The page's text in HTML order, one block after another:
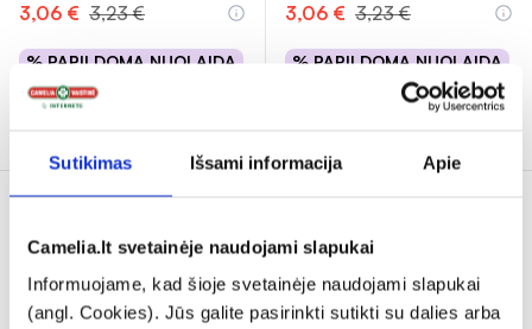
Sutikimas Išsami informacija Apie
Camelia.lt svetainėje naudojami slapukai
Informuojame, kad šioje svetainėje naudojami slapukai
(angl. Cookies). Jūs galite pasirinkti sutikti su dalies arba
3,06 € 3,23 €
% PAPILDOMA NUOLAIDA
3,06 € 3,23 €
% PAPILDOMA NUOLAIDA